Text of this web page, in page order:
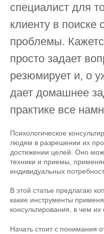
специалист для
клиенту в поиске
проблемы.
просто задает
резюмирует и, о
дает домашнее
практике все
Психологическое
людям в разрешении их
достижении целей. Оно
техники и приемы,
индивидуальных
В этой статье предлагаю
какие инструменты
консультирования, в чем их
Начать стоит с понимания